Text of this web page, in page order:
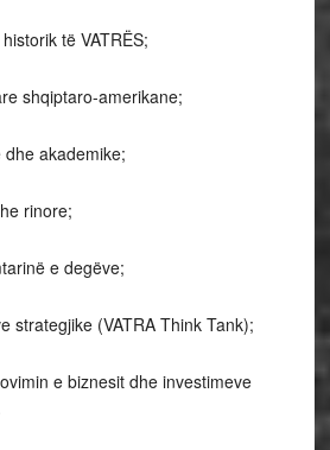
të VATRËS;
shqiptaro-amerikane;
dhe akademike;
rinore;
e degëve;
strategjike (VATRA Think Tank);
e biznesit dhe investimeve